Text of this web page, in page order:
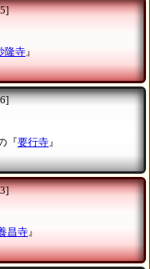
隆寺』
『要行寺 』
昌寺 』